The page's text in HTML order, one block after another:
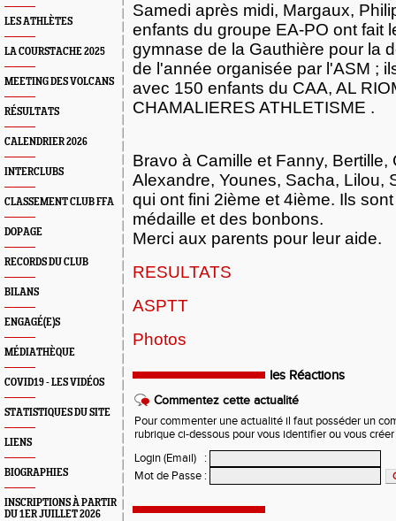
LES ATHLÈTES
LA COURSTACHE 2025
MEETING DES VOLCANS
RÉSULTATS
CALENDRIER 2026
INTERCLUBS
CLASSEMENT CLUB FFA
DOPAGE
RECORDS DU CLUB
BILANS
ENGAGÉ(E)S
MÉDIATHÈQUE
COVID19 - LES VIDÉOS
STATISTIQUES DU SITE
LIENS
BIOGRAPHIES
INSCRIPTIONS À PARTIR
DU 1ER JUILLET 2026
Samedi après midi, Margaux,
enfants du groupe EA-PO ont fait
gymnase de la Gauthière pour la
de l'année organisée par l'ASM ;
avec 150 enfants du CAA, AL
CHAMALIERES ATHLETISME .
Bravo à Camille et Fanny, Bertille,
Alexandre, Younes, Sacha, Lilou,
qui ont fini 2ième et 4ième. Ils
médaille et des bonbons.
Merci aux parents pour leur aide.
RESULTATS
ASPTT
Photos
les Réactions
Commentez cette actualité
Pour commenter une actualité il faut posséder un
rubrique ci-dessous pour vous identifier ou vous
Login (Email)
:
Mot de Passe :